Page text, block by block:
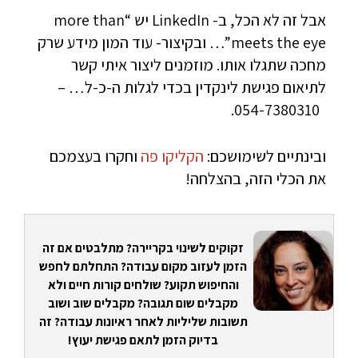
אבל זה לא הכל, ב- LinkedIn יש “more than
meets the eye”… ובקיצור- עוד המון מידע שרק
מחכה שתגלו אותו. מוזמנים ליצור איתי קשר
לתיאום פגישת לינקדין בכדי לגלות ה-כ-ל… –
ובינתיים לשימושכם: הקליקו פה וחקרו בעצמכם
את הכלי הזה, בהצלחה!
זקוקים לשינוי בקריירה? מתלבטים אם זה
הזמן לעזוב מקום עבודה? התחלתם לחפש
והחיפוש תקוע? שולחים קורות חיים ולא
מקבלים שום תגובה? מקבלים שוב ושוב
תשובות שליליות לאחר ראיונות עבודה? זה
בדיוק הזמן לתאם פגישת יעוץ!